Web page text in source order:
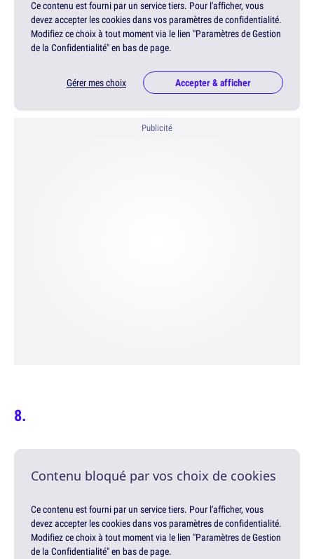
Ce contenu est fourni par un service tiers. Pour l'afficher, vous
devez accepter les cookies dans vos paramètres de confidentialité.
Modifiez ce choix à tout moment via le lien "Paramètres de Gestion
de la Confidentialité" en bas de page.
Gérer mes choix Accepter & afficher
Publicité
Contenu bloqué par vos choix de cookies
Ce contenu est fourni par un service tiers. Pour l'afficher, vous
devez accepter les cookies dans vos paramètres de confidentialité.
Modifiez ce choix à tout moment via le lien "Paramètres de Gestion
de la Confidentialité" en bas de page.